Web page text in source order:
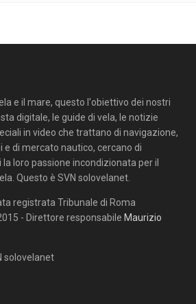
e il mare, questo l'obiettivo dei nostri
digitale, le guide di vela, le notizie
in video che trattano di navigazione,
e di mercato nautico, cercano di
loro passione incondizionata per il
Questo è SVN solovelanet.
registrata Tribunale di Roma
- Direttore responsabile Maurizio
solovelanet